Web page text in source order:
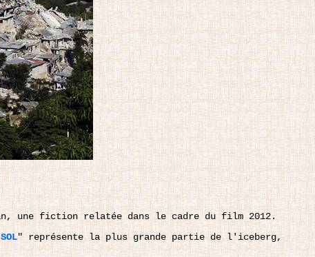
une fiction relatée dans le cadre du film 2012.
SOL" représente la plus grande partie de l'iceberg,